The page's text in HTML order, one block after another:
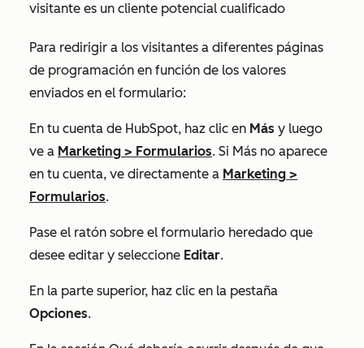
visitante es un cliente potencial cualificado
Para redirigir a los visitantes a diferentes páginas
de programación en función de los valores
enviados en el formulario:
En tu cuenta de HubSpot, haz clic en Más y luego
ve a Marketing > Formularios. Si Más no aparece
en tu cuenta, ve directamente a Marketing >
Formularios.
Pase el ratón sobre el formulario heredado que
desee editar y seleccione Editar.
En la parte superior, haz clic en la pestaña
Opciones.